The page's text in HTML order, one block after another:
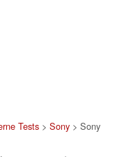
Tests> Sony> Sony